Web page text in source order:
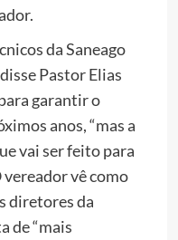
da Saneago
Pastor Elias
garantir o
anos, “mas a
vai ser feito para
vereador vê como
diretores da
de “mais